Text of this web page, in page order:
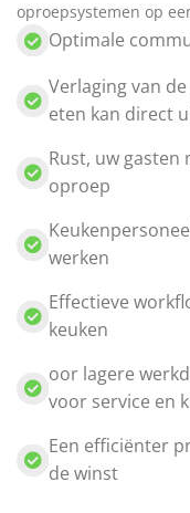
oproepsystemen op
Optimale
Verlaging van
eten kan direct
Rust, uw gasten
oproep
werken
Effectieve
keuken
oor lagere
voor service en
Een efficiënter
de winst